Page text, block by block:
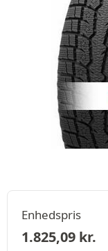
Enhedspris
1.825,09 kr.